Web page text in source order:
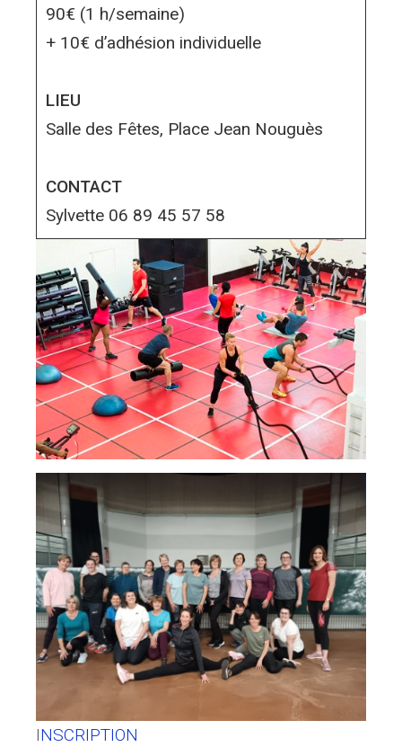
90€ (1 h/semaine)
+ 10€ d’adhésion individuelle
LIEU
Salle des Fêtes, Place Jean Nouguès
CONTACT
Sylvette 06 89 45 57 58
INSCRIPTION